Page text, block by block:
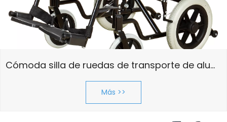
Cómoda silla de ruedas de transporte de aluminio para discapacitados
Más >>